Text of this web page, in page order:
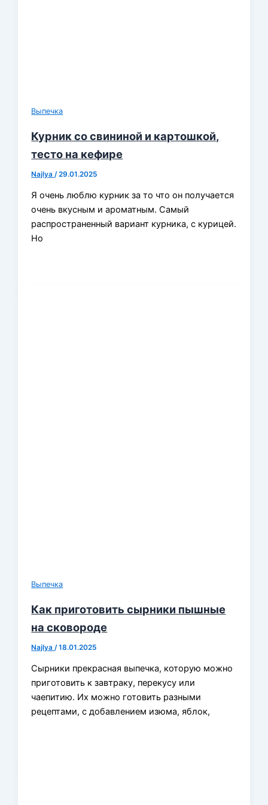
Выпечка
Курник со свининой и картошкой,
тесто на кефире
Najlya /29.01.2025
Я очень люблю курник за то что он получается
очень вкусным и ароматным. Самый
распространенный вариант курника, с курицей.
Но
Выпечка
Как приготовить сырники пышные
на сковороде
Najlya/18.01.2025
Сырники прекрасная выпечка, которую можно
приготовить к завтраку, перекусу или
чаепитию. Их можно готовить разными
рецептами, с добавлением изюма, яблок,